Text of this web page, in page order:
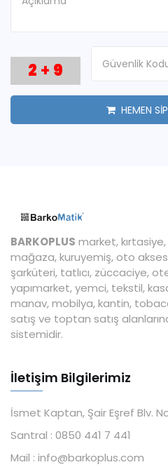
2 + 9
HEMEN
BARKOPLUS market,
mağaza, kuruyemiş, oto
şarküteri, tatlıcı, züccaciye,
yapımarket, yemci, tekstil,
manav, mobilya, kantin,
satış ve toptan satış
sistemidir.
İletişim Bilgilerimiz
İsmet Kaptan, Şair Eşref Blv.
Santral : 0850 441 7 441
Mail : info@barkoplus.com